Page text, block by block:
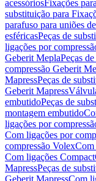
acessóriosFixações
substituição para
parafuso para uniões
esféricasPeças de
ligações por
Geberit MeplaPeças
compressão Geberit
MapressPeças de
Geberit Mapress
embutidoPeças de
montagem embutido
ligações por
Com ligações por
compressão VolexCom
Com ligações Compact
MapressPeças de
Geberit MapressCom